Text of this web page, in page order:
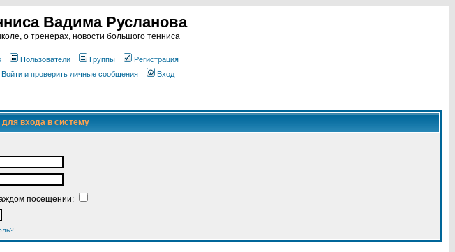
Вадима Русланова
о тренерах, новости большого тенниса
Пользователи Группы
Регистрация
Войти и проверить личные сообщения Вход
входа в систему
посещении: